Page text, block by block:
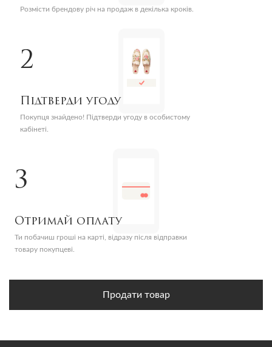
Розмісти брендову річ на продаж в декілька кроків.
2
Підтверди угоду
Покупця знайдено! Підтверди угоду в особистому
кабінеті.
3
Отримай оплату
Ти побачиш гроші на карті, відразу після відправки
товару покупцеві.
Продати товар